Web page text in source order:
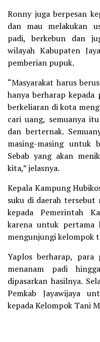
Ronny juga berpesan
dan mau melakukan
padi, berkebun dan
wilayah Kabupaten
pemberian pupuk.
“Masyarakat harus
hanya berharap
berkeliaran di kota
cari uang, semuanya
dan berternak.
masing-masing untuk
Sebab yang akan
kita,” jelasnya.
Kepala Kampung
suku di daerah tersebut
kepada Pemerintah
karena untuk pertama
mengunjungi kelompok
Yaplos berharap,
menanam padi
dipasarkan hasilnya.
Pemkab Jayawijaya
kepada Kelompok Tani